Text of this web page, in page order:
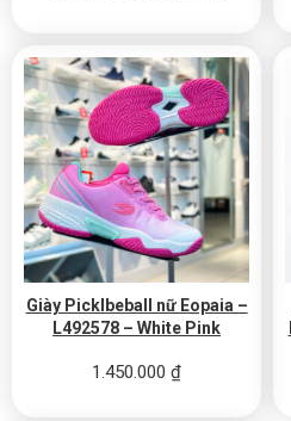
Giày Picklbeball nữ Eopaia –
L492578 – White Pink
1.450.000 ₫